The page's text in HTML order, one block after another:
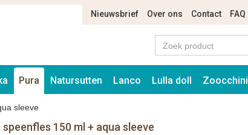
Nieuwsbrief Over ons Contact FAQ
Pura Natursutten Lanco Lulla doll Zoocchini
sleeve
speenfles 150 ml + aqua sleeve